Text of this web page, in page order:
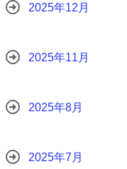
2025年12月
2025年11月
2025年8月
2025年7月